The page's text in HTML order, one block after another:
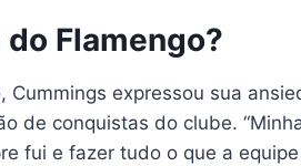
Flamengo?
expressou sua
de conquistas do clube.
fui e fazer tudo o que a